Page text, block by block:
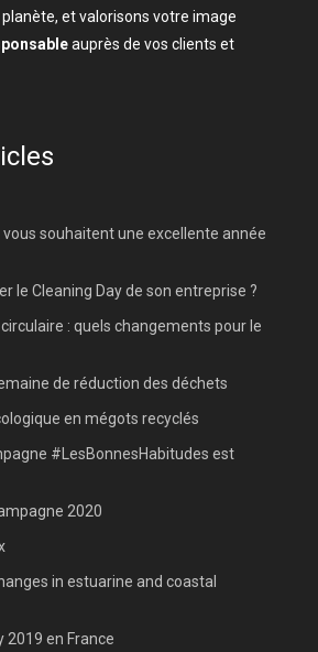
et valorisons votre image
auprès de vos clients et
vous souhaitent une excellente année
le Cleaning Day de son entreprise ?
circulaire : quels changements pour le
de réduction des déchets
en mégots recyclés
#LesBonnesHabitudes est
2020
in estuarine and coastal
2019 en France